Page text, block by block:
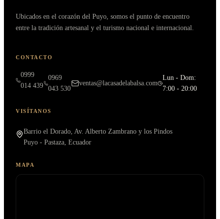
Ubicados en el corazón del Puyo, somos el punto de encuentro
entre la tradición artesanal y el turismo nacional e internacional.
CONTACTO
0999
014 439
0969
043 530
ventas@lacasadelabalsa.com
Lun - Dom:
7:00 - 20:00
VISÍTANOS
Barrio el Dorado, Av. Alberto Zambrano y los Pindos
Puyo - Pastaza, Ecuador
MAPA